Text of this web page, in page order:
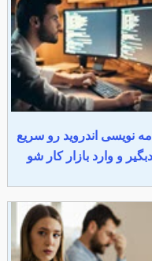
نویسی اندروید رو سریع
و وارد بازار کار شو